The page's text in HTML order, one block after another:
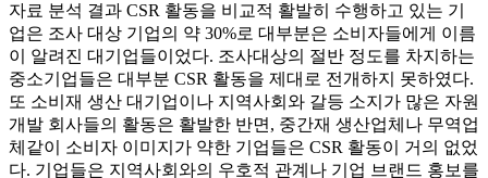
자료 분석 결과 CSR 활동을 비교적 활발히 수행하고 있는 기
업은 조사 대상 기업의 약 30%로 대부분은 소비자들에게 이름
이 알려진 대기업들이었다. 조사대상의 절반 정도를 차지하는
중소기업들은 대부분 CSR 활동을 제대로 전개하지 못하였다.
또 소비재 생산 대기업이나 지역사회와 갈등 소지가 많은 자원
개발 회사들의 활동은 활발한 반면, 중간재 생산업체나 무역업
체같이 소비자 이미지가 약한 기업들은 CSR 활동이 거의 없었
다. 기업들은 지역사회와의 우호적 관계나 기업 브랜드 홍보를